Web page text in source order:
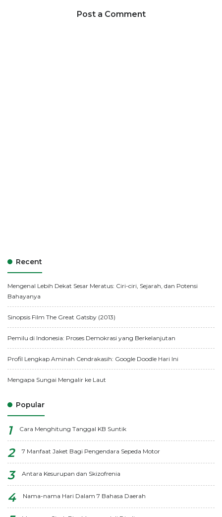
Post a Comment
Recent
Mengenal Lebih Dekat Sesar Meratus: Ciri-ciri, Sejarah, dan Potensi
Bahayanya
Sinopsis Film The Great Gatsby (2013)
Pemilu di Indonesia: Proses Demokrasi yang Berkelanjutan
Profil Lengkap Aminah Cendrakasih: Google Doodle Hari Ini
Mengapa Sungai Mengalir ke Laut
Popular
Cara Menghitung Tanggal KB Suntik
7 Manfaat Jaket Bagi Pengendara Sepeda Motor
Antara Kesurupan dan Skizofrenia
Nama-nama Hari Dalam 7 Bahasa Daerah